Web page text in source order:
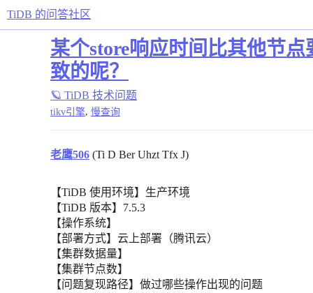
TiDB 的问答社区
某个store响应时间比其他节
致的呢？
🪐 TiDB 技术问题
tikv引擎, 慢查询
老鹰506 (Ti D Ber Uhzt Tfx J)
【TiDB 使用环境】生产环境
【TiDB 版本】7.5.3
【操作系统】
【部署方式】云上部署（腾讯云）
【集群数据量】
【集群节点数】
【问题复现路径】做过哪些操作出现的问题